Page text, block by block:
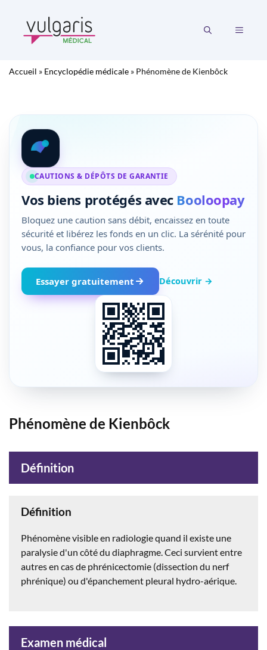
contenu
MENU
Accueil » Encyclopédie médicale » Phénomène de Kienbôck
CAUTIONS & DÉPÔTS DE GARANTIE
Vos biens protégés avec Booloopay
Bloquez une caution sans débit, encaissez en toute
sécurité et libérez les fonds en un clic. La sérénité pour
vous, la confiance pour vos clients.
Essayer gratuitement Découvrir →
Phénomène de Kienbôck
Définition
Définition
Phénomène visible en radiologie quand il existe une
paralysie d'un côté du diaphragme. Ceci survient entre
autres en cas de phrénicectomie (dissection du nerf
phrénique) ou d'épanchement pleural hydro-aérique.
Examen médical